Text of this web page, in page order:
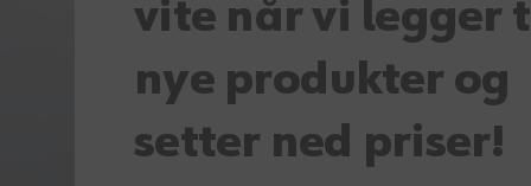
vite når vi legger
nye produkter og
setter ned priser!